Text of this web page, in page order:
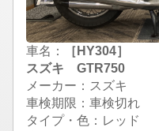
車名：
［HY304］
スズキ GTR750
メーカー：スズキ
車検期限：車検切れ
タイプ・色：レッド